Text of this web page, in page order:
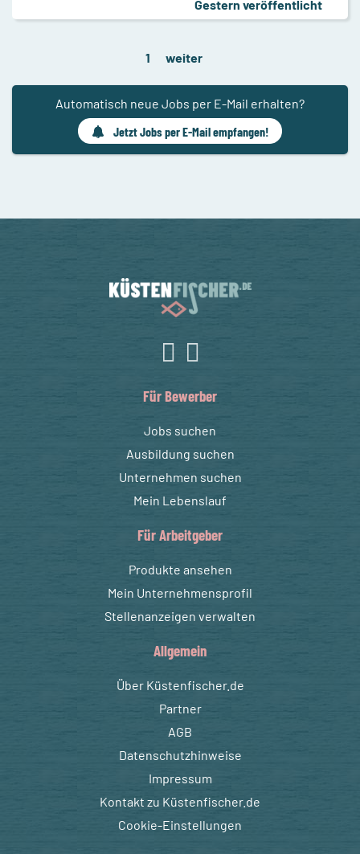
Gestern veröffentlicht
1 weiter
Automatisch neue Jobs per E-Mail erhalten?
Jetzt Jobs per E-Mail empfangen!
Für Bewerber
Jobs suchen
Ausbildung suchen
Unternehmen suchen
Mein Lebenslauf
Für Arbeitgeber
Produkte ansehen
Mein Unternehmensprofil
Stellenanzeigen verwalten
Allgemein
Über Küstenfischer.de
Partner
AGB
Datenschutzhinweise
Impressum
Kontakt zu Küstenfischer.de
Cookie-Einstellungen